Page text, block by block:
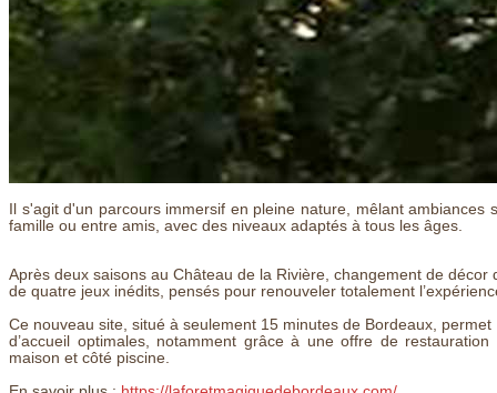
Il s'agit d'un parcours immersif en pleine nature, mêlant
famille ou entre amis, avec des niveaux adaptés à tous les âges.
Après deux saisons au Château de la Rivière, changement de
de quatre jeux inédits, pensés pour renouveler totalement
Ce nouveau site, situé à seulement 15 minutes de Bordeaux,
d’accueil optimales, notamment grâce à une offre de
maison et côté piscine.